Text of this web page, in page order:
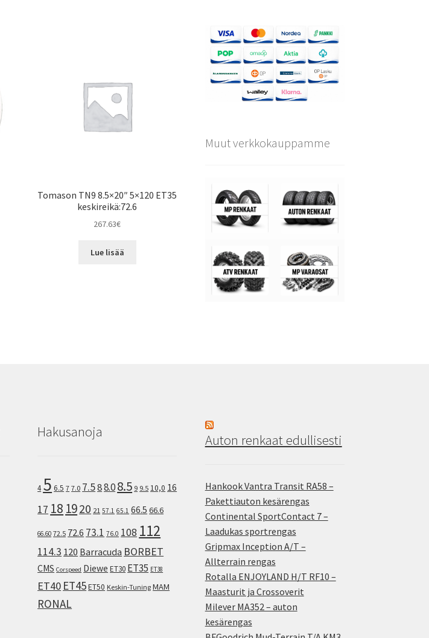
Tomason TN9 8.5×20″ 5×120 ET35
keskireikä:72.6
267.63€
Lue lisää
Muut verkkokauppamme
Hakusanoja
4 5 6.5 7 7.0 7.588.08.5 9 9.5 10,0 16
17 18 1920 21 57.1 65.1 66.5 66.6
66.60 72.5 72.6 73.1 76.0 108 112
114.3 120 Barracuda BORBET
CMS Corspeed Diewe ET30 ET35 ET38
ET40 ET45ET50 Keskin-Tuning MAM
RONAL
Auton renkaat edullisesti
Hankook Vantra Transit RA58 –
Pakettiauton kesärengas
Continental SportContact 7 –
Laadukas sportrengas
Gripmax Inception A/T –
Allterrain rengas
Rotalla ENJOYLAND H/T RF10 –
Maasturit ja Crossoverit
Milever MA352 – auton
kesärengas